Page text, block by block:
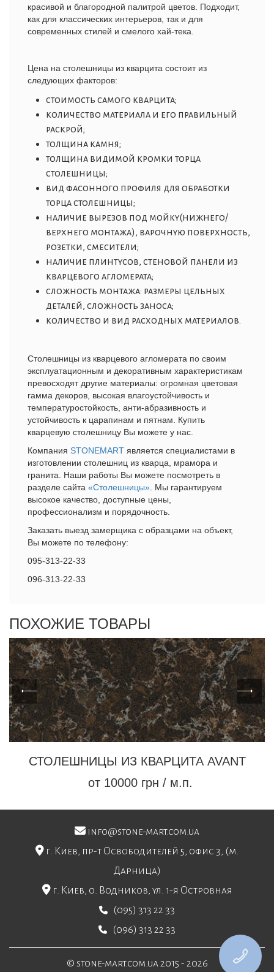
красивой и благородной палитрой цветов. Подходит,
как для классических интерьеров, так и для
современных стилей и смелого хай-тека.
Цена на столешницы из кварцита состоит из
следующих факторов:
стоимость самого кварцита;
количество материала и его правильный
раскрой;
толщина камня;
толщина видимой кромки торца
столешницы;
вид фасонного профиля для обработки
торца столешницы;
наличие вырезов под мойку(нижнего/
верхнего монтажа), варочную поверхность,
розетки, смесители;
наличие плинтусов, стеновой панели из
кварцевого агломерата;
сложность монтажа: размеры цельных
деталей, сложность заноса;
количество и вид расходных материалов.
Столешницы из кварцевого агломерата по своим
эксплуатационным и декоративным характеристикам
превосходят другие материалы: огромная цветовая
гамма декоров, высокая влагоустойчивость и
температуроcтойкость, анти-абразивность и
устойчивость к царапинам и пятнам.
Купить
кварцевую столешницу Вы можете у нас.
Компания STONEMART является специалистами в
изготовлении столешниц из кварца, мрамора и
гранита. Наши работы Вы можете посмотреть в
разделе сайта «Столешницы» . Мы гарантируем
высокое качество, доступные цены,
профессионализм и порядочность.
Заказать выезд замерщика с образцами на объект,
Вы можете по телефону:
095-313-22-33
096-313-22-33
ПОХОЖИЕ ТОВАРЫ
СТОЛЕШНИЦЫ ИЗ КВАРЦИТА AVANT
от 10000 грн / м.п.
info@stone-mart.com.ua
г. Киев, пр-т Освободителей 5, офис 3, (м.
Дарница)
г. Киев, о. Водников, ул. 1-я Островная
(095) 313 22 33
(096) 313 22 33
© stone-mart.com.ua 2015 - 2026